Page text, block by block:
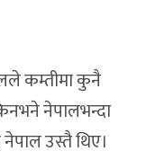
कम्तीमा कुनै
नेपालभन्दा
उस्तै थिए।